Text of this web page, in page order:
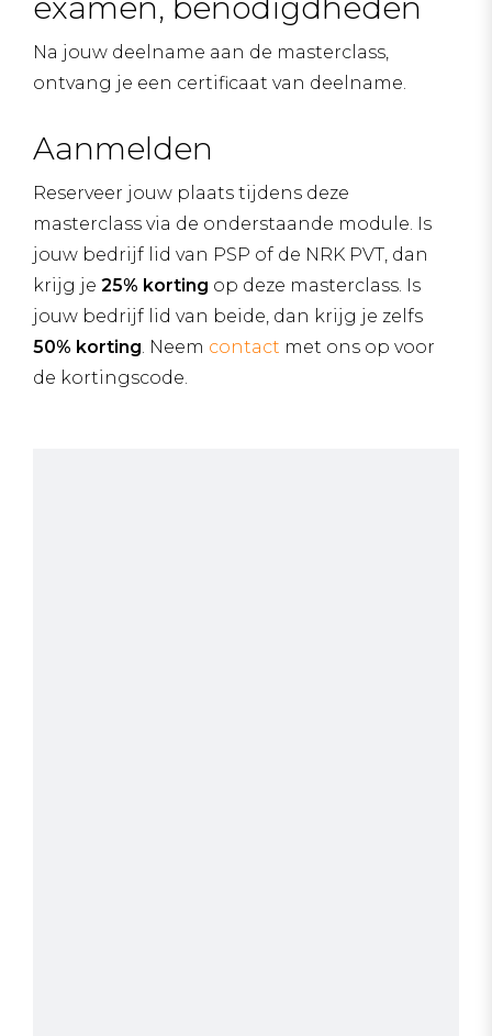
examen, benodigdheden
Na jouw deelname aan de masterclass,
ontvang je een certificaat van deelname.
Aanmelden
Reserveer jouw plaats tijdens deze
masterclass via de onderstaande module. Is
jouw bedrijf lid van PSP of de NRK PVT, dan
krijg je 25% korting op deze masterclass. Is
jouw bedrijf lid van beide, dan krijg je zelfs
50% korting. Neem contact met ons op voor
de kortingscode.